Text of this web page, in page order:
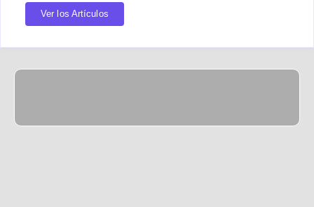
Ver los Artículos